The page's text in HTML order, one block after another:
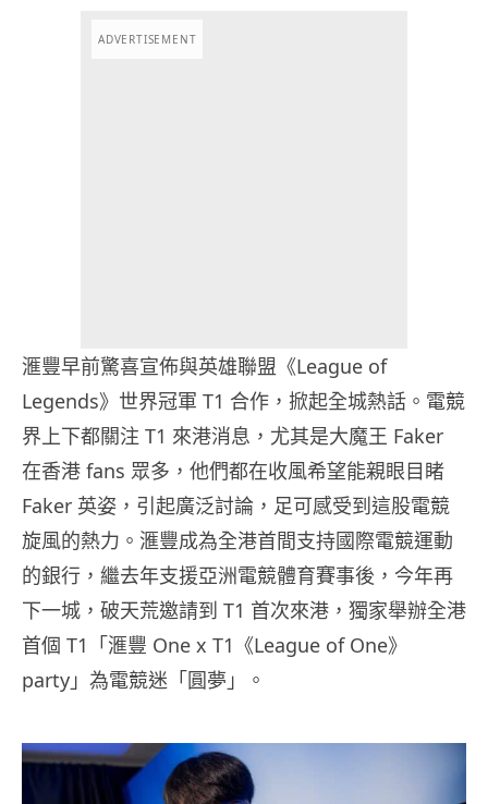
ADVERTISEMENT
滙豐早前驚喜宣佈與英雄聯盟《League of
Legends》世界冠軍 T1 合作，掀起全城熱話。電競
界上下都關注 T1 來港消息，尤其是大魔王 Faker
在香港 fans 眾多，他們都在收風希望能親眼目睹
Faker 英姿，引起廣泛討論，足可感受到這股電競
旋風的熱力。滙豐成為全港首間支持國際電競運動
的銀行，繼去年支援亞洲電競體育賽事後，今年再
下一城，破天荒邀請到 T1 首次來港，獨家舉辦全港
首個 T1「滙豐 One x T1《League of One》
party」為電競迷「圓夢」。